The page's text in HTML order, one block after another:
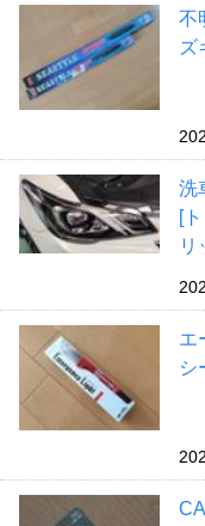
不
ズ
洗
[
リ
エ
シ